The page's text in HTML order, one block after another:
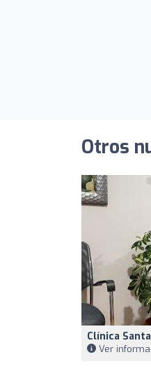
Otros
Clínica
Ver